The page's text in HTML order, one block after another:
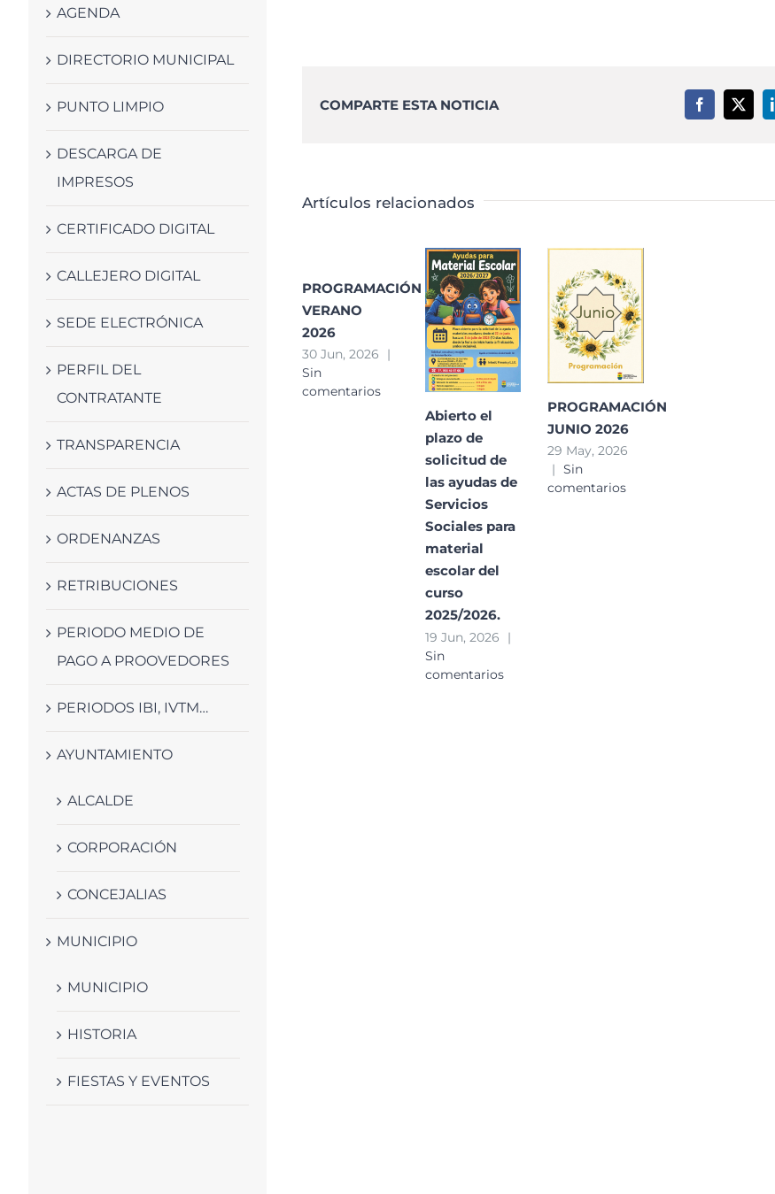
COMPARTE ESTA NOTICIA Facebook
X
Artículos relacionados
PROGRAMACIÓN
VERANO
2026
30 Jun, 2026
|
Sin
comentarios
Abierto el
plazo de
solicitud de
las ayudas de
Servicios
Sociales para
material
escolar del
curso
2025/2026.
19 Jun, 2026
|
Sin
comentarios
PROGRAMACIÓN
JUNIO 2026
29 May, 2026
| Sin
comentarios
AGENDA
DIRECTORIO MUNICIPAL
PUNTO LIMPIO
DESCARGA DE
IMPRESOS
CERTIFICADO DIGITAL
CALLEJERO DIGITAL
SEDE ELECTRÓNICA
PERFIL DEL
CONTRATANTE
TRANSPARENCIA
ACTAS DE PLENOS
ORDENANZAS
RETRIBUCIONES
PERIODO MEDIO DE
PAGO A PROOVEDORES
PERIODOS IBI, IVTM…
AYUNTAMIENTO
ALCALDE
CORPORACIÓN
CONCEJALIAS
MUNICIPIO
MUNICIPIO
HISTORIA
FIESTAS Y EVENTOS